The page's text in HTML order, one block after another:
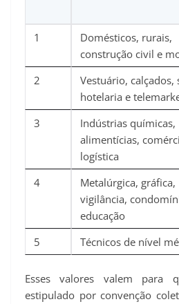
1
Domésticos, rurais,
construção civil e
2
Vestuário, calçados,
hotelaria e
3
Indústrias químicas,
alimentícias,
logística
4
Metalúrgica, gráfica,
vigilância,
educação
5 Técnicos de nível
Esses valores valem para
estipulado por convenção